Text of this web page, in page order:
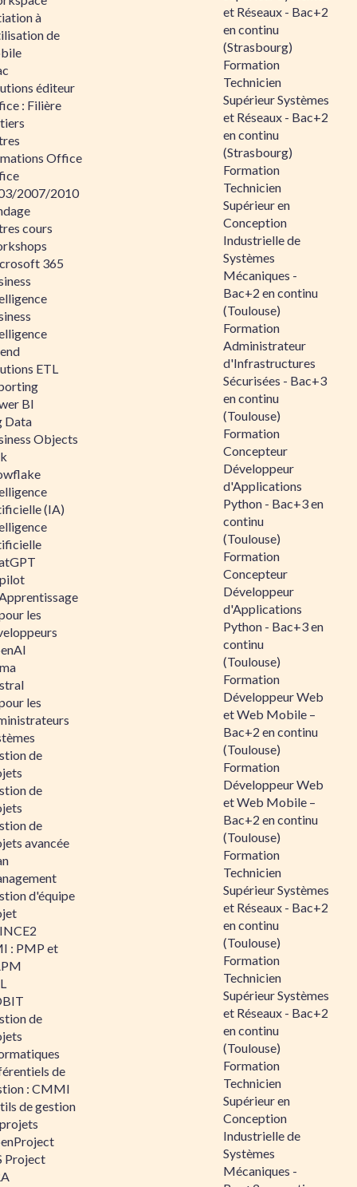
à
de
éditeur
: Filière
Office
2007/2010
cours
365
ETL
BI
Data
Objects
(IA)
les
les
de
de
de
avancée
d'équipe
: PMP et
de
de
: CMMI
de gestion
Project
et Réseaux - Bac+2
en continu
(Strasbourg)
Formation
Technicien
Supérieur Systèmes
et Réseaux - Bac+2
en continu
(Strasbourg)
Formation
Technicien
Supérieur en
Conception
Industrielle de
Systèmes
Mécaniques -
Bac+2 en continu
(Toulouse)
Formation
Administrateur
d'Infrastructures
Sécurisées - Bac+3
en continu
(Toulouse)
Formation
Concepteur
Développeur
d'Applications
Python - Bac+3 en
continu
(Toulouse)
Formation
Concepteur
Développeur
d'Applications
Python - Bac+3 en
continu
(Toulouse)
Formation
Développeur Web
et Web Mobile –
Bac+2 en continu
(Toulouse)
Formation
Développeur Web
et Web Mobile –
Bac+2 en continu
(Toulouse)
Formation
Technicien
Supérieur Systèmes
et Réseaux - Bac+2
en continu
(Toulouse)
Formation
Technicien
Supérieur Systèmes
et Réseaux - Bac+2
en continu
(Toulouse)
Formation
Technicien
Supérieur en
Conception
Industrielle de
Systèmes
Mécaniques -